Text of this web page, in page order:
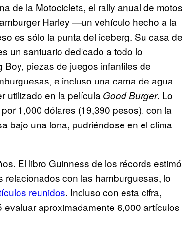
de la Motocicleta, el rally anual de motos
Harley —un vehículo hecho a la
es sólo la punta del iceberg. Su casa de
un santuario dedicado a todo lo
piezas de juegos infantiles de
e incluso una cama de agua.
utilizado en la película Good Burger. Lo
1,000 dólares (19,390 pesos), con la
bajo una lona, pudriéndose en el clima
El libro Guinness de los récords estimó
con las hamburguesas, lo
reunidos. Incluso con esta cifra,
aproximadamente 6,000 artículos